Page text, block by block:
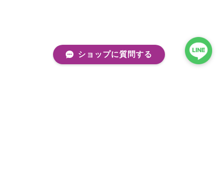
ショップに質問する